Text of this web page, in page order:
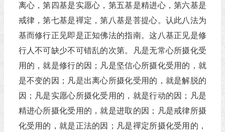
离心，第四基是实愿心，第五基是精进心，第六基是
戒律，第七基是禪定，第八基是菩提心。认此八法为
基而修行正见即是正知佛法的指南。这八基正见是修
行人不可缺少不可错乱的次第。凡是无常心所摄化受
用的，就是修行的因；凡是坚信心所摄化受用的，就
是不变的因；凡是出离心所摄化受用的，就是解脱的
因；凡是实愿心所摄化受用的，就是行动的因；凡是
精进心所摄化受用的，就是进取的因；凡是戒律所摄
化受用的，就是正法的因；凡是禪定所摄化受用的，